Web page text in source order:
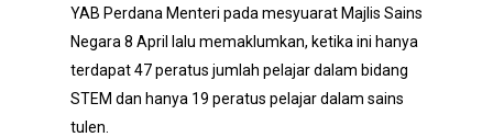
YAB Perdana Menteri pada mesyuarat Majlis Sains
Negara 8 April lalu memaklumkan, ketika ini hanya
terdapat 47 peratus jumlah pelajar dalam bidang
STEM dan hanya 19 peratus pelajar dalam sains
tulen.